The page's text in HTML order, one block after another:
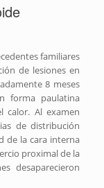
familiares
de lesiones en
8 meses
forma paulatina
calor. Al examen
de distribución
de la cara interna
proximal de la
desaparecieron